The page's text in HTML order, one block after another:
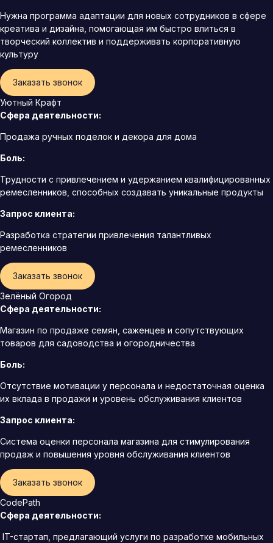
Нужна программа адаптации для новых сотрудников в сфере
креатива и дизайна, помогающая им быстро влиться в
творческий коллектив и поддерживать корпоративную
культуру
Заказать звонок
Уютный Крафт
Сфера деятельности:
Продажа ручных поделок и декора для дома
Боль:
Трудности с привлечением и удержанием квалифицированных
ремесленников, способных создавать уникальные продукты
Запрос клиента:
Разработка стратегии привлечения талантливых
ремесленников
Заказать звонок
Зелёный Огород
Сфера деятельности:
Магазин по продаже семян, саженцев и сопутствующих
товаров для садоводства и огородничества
Боль:
Отсутствие мотивации у персонала и недостаточная оценка
их вклада в продажи и уровень обслуживания клиентов
Запрос клиента:
Система оценки персонала магазина для стимулирования
продаж и повышения уровня обслуживания клиентов
Заказать звонок
CodePath
Сфера деятельности:
IT-стартап, предлагающий услуги по разработке мобильных